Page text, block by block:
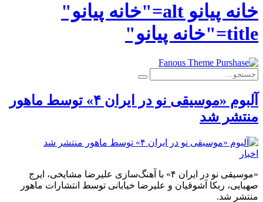
خانه پیانو alt="خانه پیانو"
title="خانه پیانو"
آلبوم «موسیقی نو در ایران ۴» توسط ماهور
منتشر شد
اخبار
«موسیقی نو در ایران ۴» با آهنگ‌سازی علیرضا مشایخی، ایرج
صهبایی، ربکا آشوقیان و علیرضا خیابانی توسط انتشارات ماهور
منتشر شد.